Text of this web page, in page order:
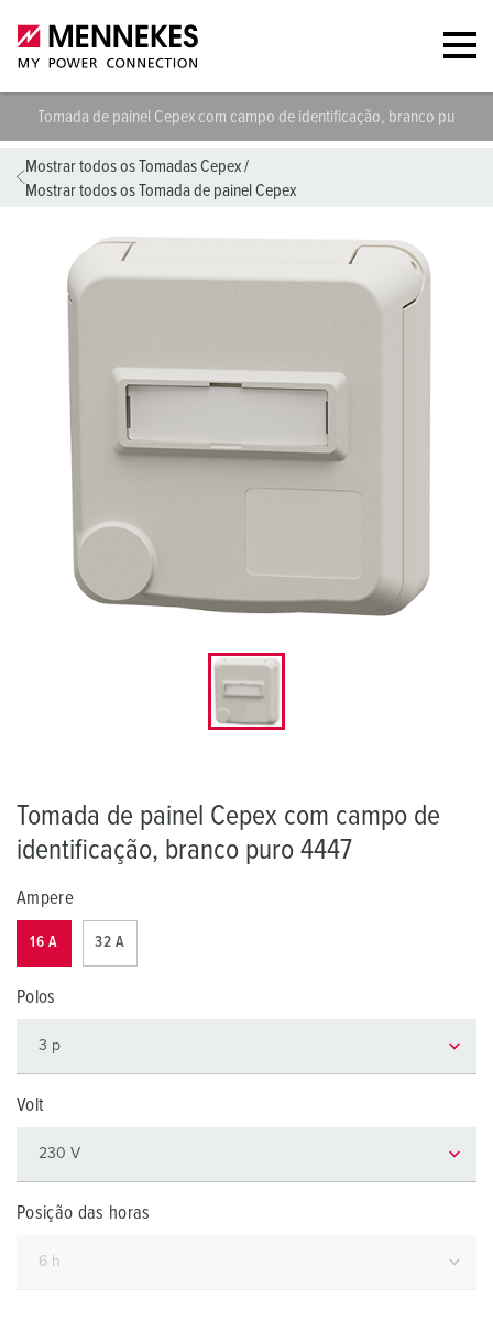
Tomada de painel Cepex com campo de identificação, branco puro
Mostrar todos os Tomadas Cepex/
Mostrar todos os Tomada de painel Cepex
Tomada de painel Cepex com campo de
identificação, branco puro 4447
Ampere
16 A 32 A
Polos
Volt
Posição das horas